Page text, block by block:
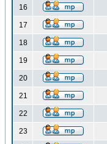
16
17
18
19
20
21
22
23